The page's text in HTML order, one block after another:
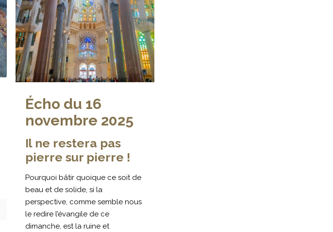
Écho du 16
novembre 2025
Il ne restera pas
pierre sur pierre !
Pourquoi bâtir quoique ce soit de
beau et de solide, si la
perspective, comme semble nous
le redire l’évangile de ce
dimanche, est la ruine et